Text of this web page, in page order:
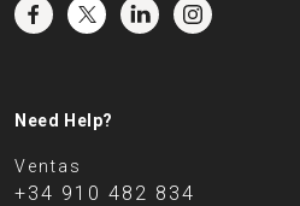
Need Help?
Ventas
+34 910 482 834